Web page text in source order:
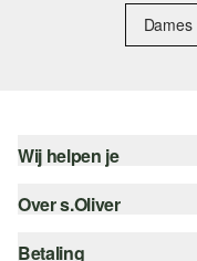
Dames
Wij helpen je
Help - FAQ
Over s.Oliver
Nieuwsbrief
Betaling